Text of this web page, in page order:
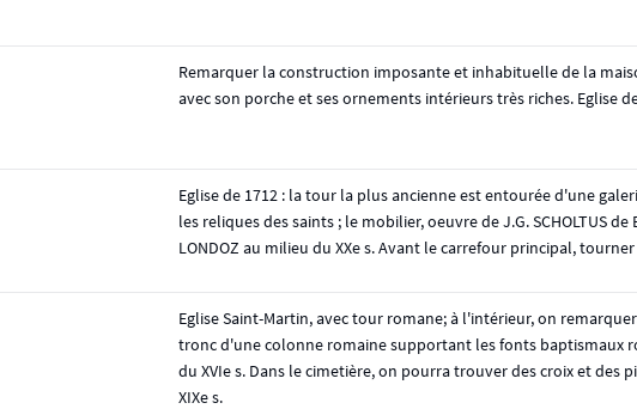
Remarquer la construction imposante et inhabituelle de la
avec son porche et ses ornements intérieurs très riches. Eglise
Eglise de 1712 : la tour la plus ancienne est entourée d'une
les reliques des saints ; le mobilier, oeuvre de J.G. SCHOLTUS
LONDOZ au milieu du XXe s. Avant le carrefour principal,
Eglise Saint-Martin, avec tour romane; à l'intérieur, on
tronc d'une colonne romaine supportant les fonts baptismaux
du XVIe s. Dans le cimetière, on pourra trouver des croix et des
XIXe s.